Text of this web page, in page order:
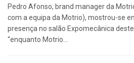
Pedro Afonso, brand manager da
com a equipa da Motrio), mostrou-se
presença no salão Expomecânica
“enquanto Motrio...